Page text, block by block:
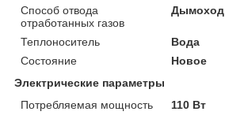
Способ отвода
отработанных газов
Дымоход
Теплоноситель
Вода
Состояние
Новое
Электрические параметры
Потребляемая мощность
110 Вт